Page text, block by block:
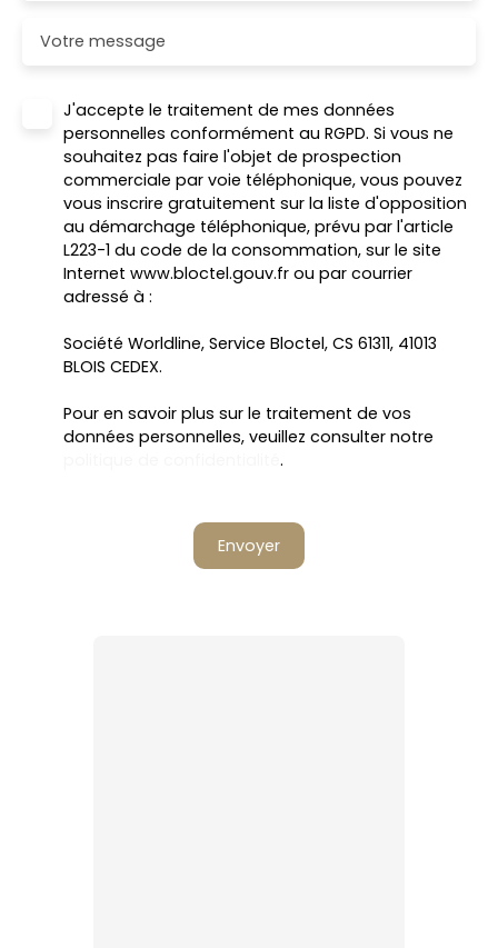
Votre message
J'accepte le traitement de mes données
personnelles conformément au RGPD. Si vous ne
souhaitez pas faire l'objet de prospection
commerciale par voie téléphonique, vous pouvez
vous inscrire gratuitement sur la liste d'opposition
au démarchage téléphonique, prévu par l'article
L223-1 du code de la consommation, sur le site
Internet www.bloctel.gouv.fr ou par courrier
adressé à :
Société Worldline, Service Bloctel, CS 61311, 41013
BLOIS CEDEX.
Pour en savoir plus sur le traitement de vos
données personnelles, veuillez consulter notre
.
Envoyer